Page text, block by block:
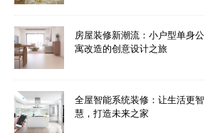
房屋装修新潮流：小户型单身公
寓改造的创意设计之旅
全屋智能系统装修：让生活更智
慧，打造未来之家